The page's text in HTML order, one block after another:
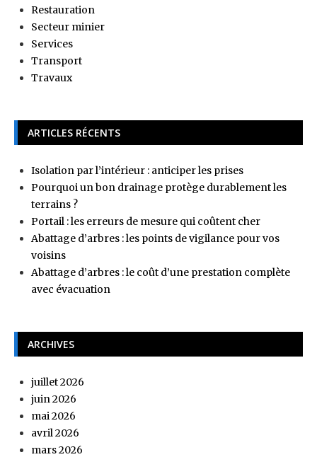
Restauration
Secteur minier
Services
Transport
Travaux
ARTICLES RÉCENTS
Isolation par l’intérieur : anticiper les prises
Pourquoi un bon drainage protège durablement les
terrains ?
Portail : les erreurs de mesure qui coûtent cher
Abattage d’arbres : les points de vigilance pour vos
voisins
Abattage d’arbres : le coût d’une prestation complète
avec évacuation
ARCHIVES
juillet 2026
juin 2026
mai 2026
avril 2026
mars 2026